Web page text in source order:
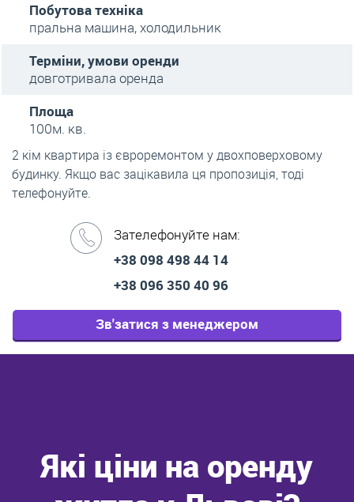
Побутова техніка
пральна машина, холодильник
Терміни, умови оренди
довготривала оренда
Площа
100м. кв.
2 кім квартира із євроремонтом у двохповерховому
будинку. Якщо вас зацікавила ця пропозиція, тоді
телефонуйте.
Зателефонуйте нам:
+38 098 498 44 14
+38 096 350 40 96
Зв'затися з менеджером
Які ціни на оренду